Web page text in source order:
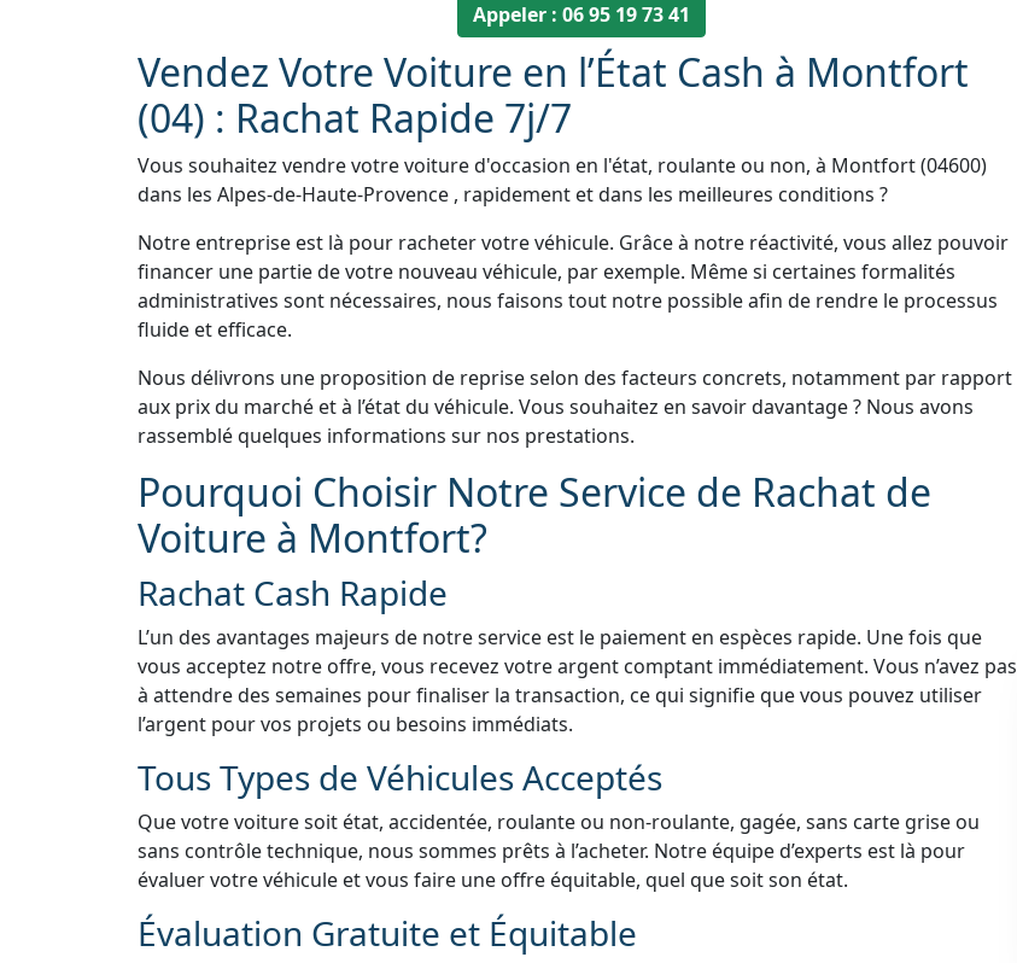
Appeler : 06 95 19 73 41
Vendez Votre Voiture en l’État Cash à Montfort
(04) : Rachat Rapide 7j/7
Vous souhaitez vendre votre voiture d'occasion en l'état, roulante ou non, à Montfort (04600)
dans les Alpes-de-Haute-Provence , rapidement et dans les meilleures conditions ?
Notre entreprise est là pour racheter votre véhicule. Grâce à notre réactivité, vous allez pouvoir
financer une partie de votre nouveau véhicule, par exemple. Même si certaines formalités
administratives sont nécessaires, nous faisons tout notre possible afin de rendre le processus
fluide et efficace.
Nous délivrons une proposition de reprise selon des facteurs concrets, notamment par rapport
aux prix du marché et à l’état du véhicule. Vous souhaitez en savoir davantage ? Nous avons
rassemblé quelques informations sur nos prestations.
Pourquoi Choisir Notre Service de Rachat de
Voiture à Montfort?
Rachat Cash Rapide
L’un des avantages majeurs de notre service est le paiement en espèces rapide. Une fois que
vous acceptez notre offre, vous recevez votre argent comptant immédiatement. Vous n’avez pas
à attendre des semaines pour finaliser la transaction, ce qui signifie que vous pouvez utiliser
l’argent pour vos projets ou besoins immédiats.
Tous Types de Véhicules Acceptés
Que votre voiture soit état, accidentée, roulante ou non-roulante, gagée, sans carte grise ou
sans contrôle technique, nous sommes prêts à l’acheter. Notre équipe d’experts est là pour
évaluer votre véhicule et vous faire une offre équitable, quel que soit son état.
Évaluation Gratuite et Équitable